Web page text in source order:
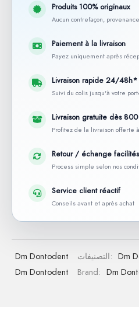
Produits 100% originaux
Aucun contrefaçon,
Paiement à la livraison
Payez uniquement après
Livraison rapide 24/48h*
Suivi du colis jusqu'à votre
Livraison gratuite dès
Profitez de la livraison offerte
Retour / échange facilités
Process simple selon nos
Service client réactif
Conseils avant et après achat
Dm Dontodent التصنيفات: Dm
Dm Dontodent
Brand: Dm